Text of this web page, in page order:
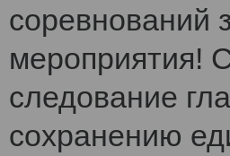
соревнований
мероприятия!
следование
сохранению